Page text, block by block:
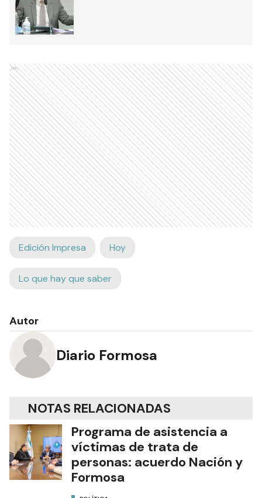
Ads
Edición Impresa Hoy
Lo que hay que saber
Autor
Diario Formosa
NOTAS RELACIONADAS
Programa de asistencia a
víctimas de trata de
personas: acuerdo Nación y
Formosa